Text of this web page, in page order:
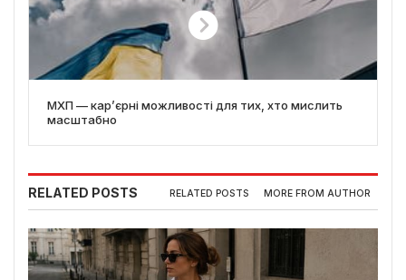
МХП — кар’єрні можливості для тих, хто мислить
масштабно
RELATED POSTS RELATED POSTS MORE FROM AUTHOR